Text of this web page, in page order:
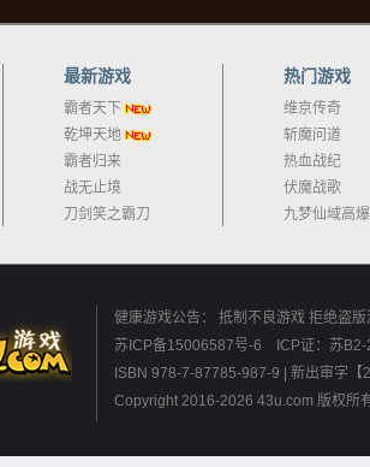
最新游戏
霸者天下
乾坤天地
霸者归来
战无止境
刀剑笑之霸刀
热门游戏
维京传奇
斩魔问道
热血战纪
伏魔战歌
九梦仙域高
健康游戏公告： 抵制不良游戏 拒绝盗
苏ICP备15006587号-6
ICP证：苏
ISBN 978-7-87785-987-9 | 新出审字
Copyright 2016-2026 43u.com 版权所